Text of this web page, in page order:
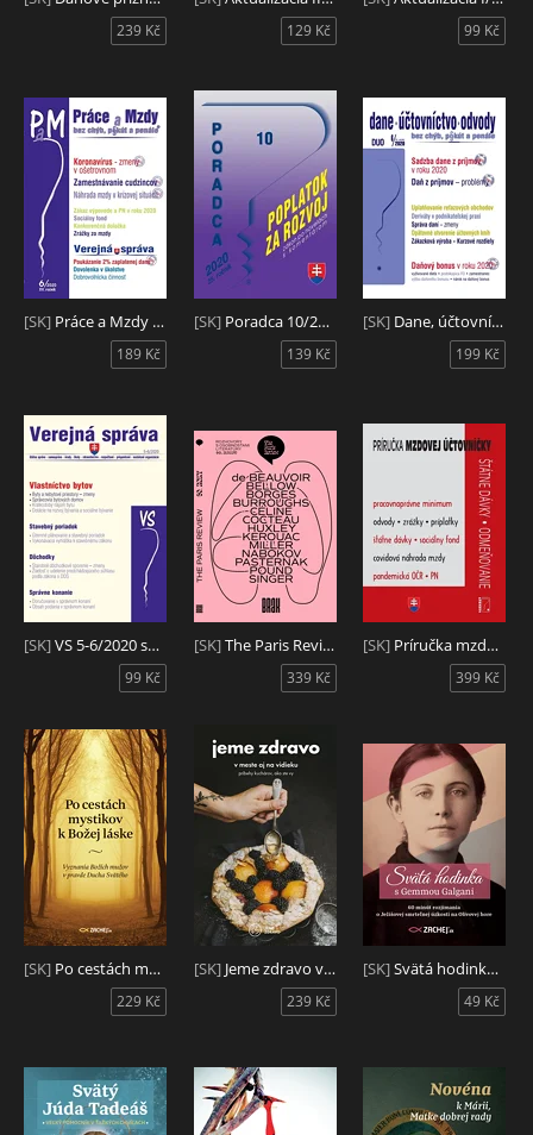
239 Kč 129 Kč 99 Kč
[SK] Práce a Mzdy (PaM) 6/2020
189 Kč
[SK]Poradca 10/2020 - Zákon o miestnom poplatku za rozvoj s komentárom
139 Kč
[SK] Dane, účtovníctvo, odvody (DUO) 6/2020 - Sadzby ZDP, Daňový bonus 2020, Problémy v ZDP
199 Kč
[SK]VS 5-6/2020 sk - Stavebné konanie a vlastníctvo bytov, Stavebné povolenie - postup
99 Kč
[SK]The Paris Review (60. roky)
339 Kč
[SK] Príručka mzdovej účtovníčky (2021)
399 Kč
[SK] Po cestách mystikov k Božej láske
229 Kč
[SK]Jeme zdravo v meste aj na vidieku
239 Kč
[SK]Svätá hodinka s Gemmou Galgani
49 Kč